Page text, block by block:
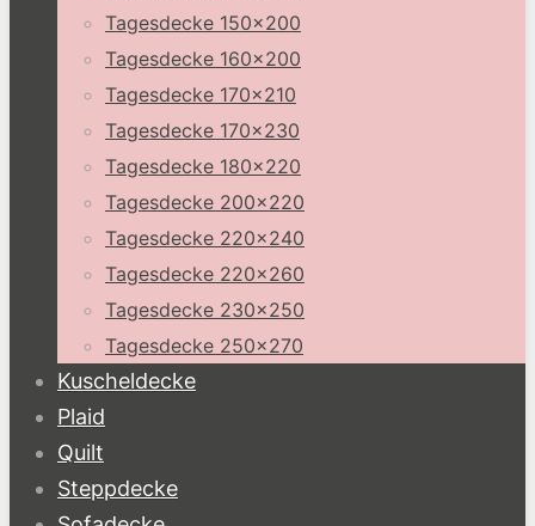
Tagesdecke 150×200
Tagesdecke 160×200
Tagesdecke 170×210
Tagesdecke 170×230
Tagesdecke 180×220
Tagesdecke 200×220
Tagesdecke 220×240
Tagesdecke 220×260
Tagesdecke 230×250
Tagesdecke 250×270
Kuscheldecke
Plaid
Quilt
Steppdecke